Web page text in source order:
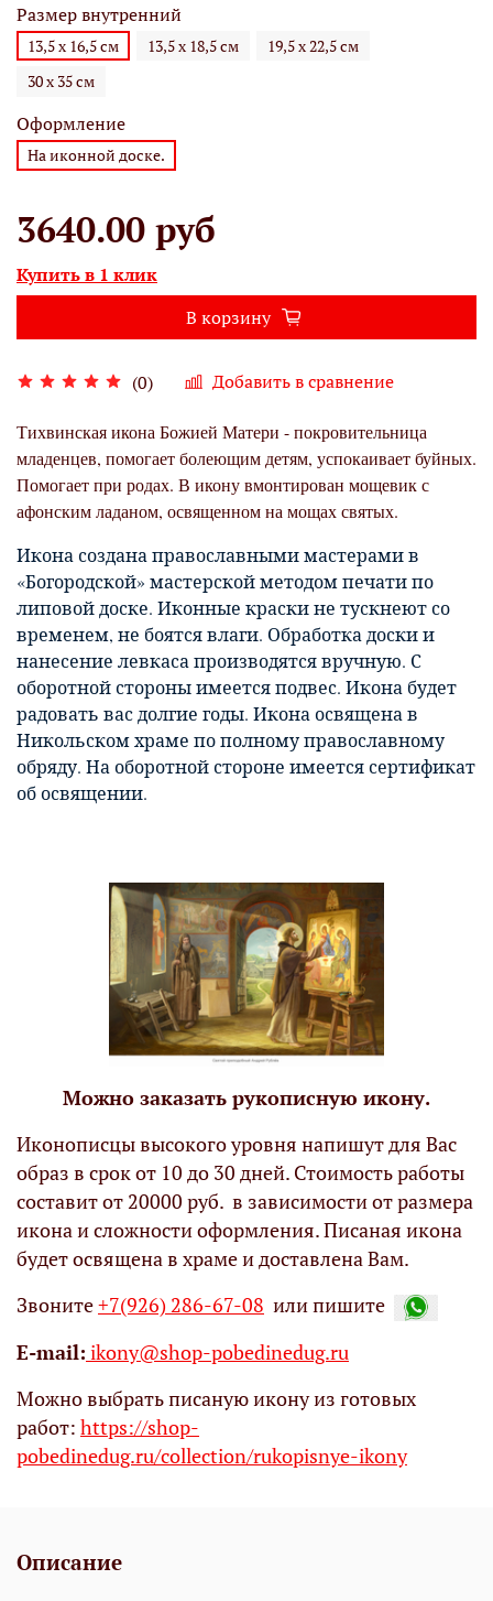
(0) Добавить в сравнение
Размер внутренний
13,5 х 16,5 см 13,5 х 18,5 см
19,5 х 22,5 см
30 х 35 см
Оформление
На иконной доске.
3640.00 руб
Купить в 1 клик
В корзину
Тихвинская икона Божией Матери - покровительница
младенцев, помогает болеющим детям, успокаивает буйных.
Помогает при родах. В икону вмонтирован мощевик с
афонским ладаном, освященном на мощах святых.
Икона создана православными мастерами в
«Богородской» мастерской методом печати по
липовой доске. Иконные краски не тускнеют со
временем, не боятся влаги. Обработка доски и
нанесение левкаса производятся вручную. С
оборотной стороны имеется подвес. Икона будет
радовать вас долгие годы. Икона освящена в
Никольском храме по полному православному
обряду. На оборотной стороне имеется сертификат
об освящении.
Можно заказать рукописную икону.
Иконописцы высокого уровня напишут для Вас
образ в срок от 10 до 30 дней. Стоимость работы
составит от 20000 руб. в зависимости от размера
икона и сложности оформления. Писаная икона
будет освящена в храме и доставлена Вам.
Звоните+7(926) 286-67-08 или пишите
Е-mail: ikony@shop-pobedinedug.ru
Можно выбрать писаную икону из готовых
работ: https://shop-
pobedinedug.ru/collection/rukopisnye-ikony
Описание